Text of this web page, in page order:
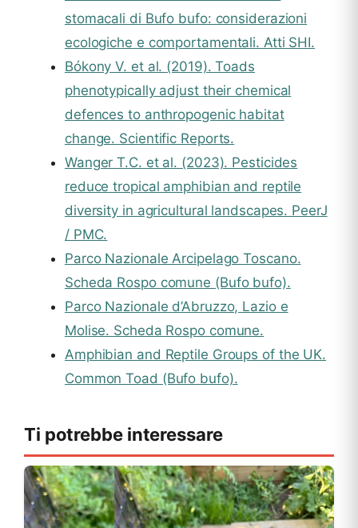
stomacali di Bufo bufo: considerazioni
ecologiche e comportamentali. Atti SHI.
Bókony V. et al. (2019). Toads
phenotypically adjust their chemical
defences to anthropogenic habitat
change. Scientific Reports.
Wanger T.C. et al. (2023). Pesticides
reduce tropical amphibian and reptile
diversity in agricultural landscapes. PeerJ
/ PMC.
Parco Nazionale Arcipelago Toscano.
Scheda Rospo comune (Bufo bufo).
Parco Nazionale d’Abruzzo, Lazio e
Molise. Scheda Rospo comune.
Amphibian and Reptile Groups of the UK.
Common Toad (Bufo bufo).
Ti potrebbe interessare